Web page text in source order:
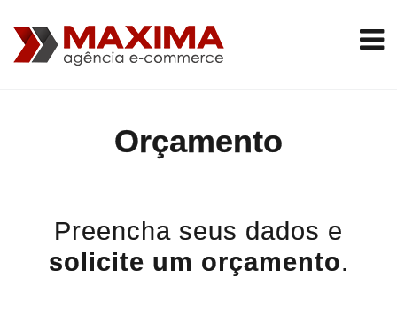
Orçamento
Preencha seus dados e
solicite um orçamento.